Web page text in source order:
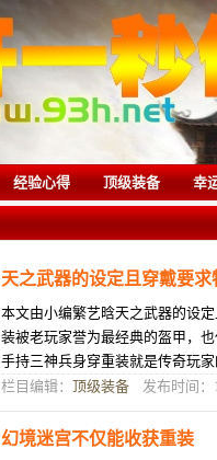
经验心得 顶级装备 幸
天之武器的设定且穿戴要求
本文由小编繁艺晗天之武器的设
装被老玩家誉为最经典的盔甲，
手持三神兵身穿重装就是传奇玩
的时候就已经被盗号了，后来再次
栏目编辑： 顶级装备 发布时间：
幻境迷宫不仅能收获重装